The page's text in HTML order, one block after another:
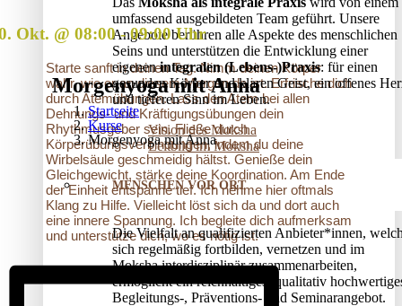
umfassend ausgebildeten Team geführt. Unsere
Angebote berühren alle Aspekte des menschlichen
Seins und unterstützen die Entwicklung einer
eigenenintegralen (Lebens-)Praxis: für einen
gesunden Körper und klaren Geist, ein offenes
und tieferen Sinn im Leben.
Vision des Moksha
Leitbild im Moksha
MENSCHEN VOR ORT
Die Vielfalt an qualifizierten Anbieter*innen,
sich regelmäßig fortbilden, vernetzen und im
Moksha interdisziplinär zusammenarbeiten,
ermöglicht ein reichhaltiges, qualitativ
Begleitungs-, Präventions­- und Seminarangebot.
Morgenyoga mit Anna
Startseite
Kurse
Morgenyoga mit Anna
Okt. @ 08:00-09:00
Starte sanft in deinen Tag. Nimm deinen Körper
wahr, wie er an diesem Morgen da ist. Erfrische dich
durch Atemübungen. Lass den Atem bei allen
Dehnungs- und Kräftigungsübungen dein
Rhythmusgeber sein. Fließe durch
Körperübungsverbindungen, indem du deine
Wirbelsäule geschmeidig hältst. Genieße dein
Gleichgewicht, stärke deine Koordination. Am Ende
der Einheit entspanne tief. Ich nehme hier oftmals
Klang zu Hilfe. Vielleicht löst sich da und dort auch
eine innere Spannung. Ich begleite dich aufmerksam
und unterstütze dich, wo es nötig ist.